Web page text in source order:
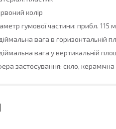
колір
гумової частини: прибл. 115
вага в горизонтальній
вага у вертикальній
застосування: скло,